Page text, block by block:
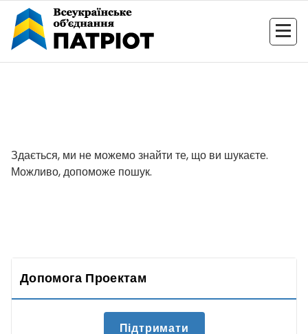
Перейти
контенту
Здається, ми не можемо знайти те, що ви шукаєте.
Можливо, допоможе пошук.
Допомога Проектам
Підтримати